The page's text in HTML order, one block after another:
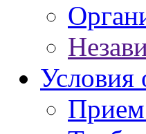
Условия
Прием